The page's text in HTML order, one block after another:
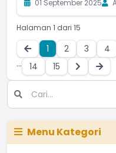
01 September 2025
Halaman 1 dari 15
1 2 3 4
...
14 15
Menu Kategori